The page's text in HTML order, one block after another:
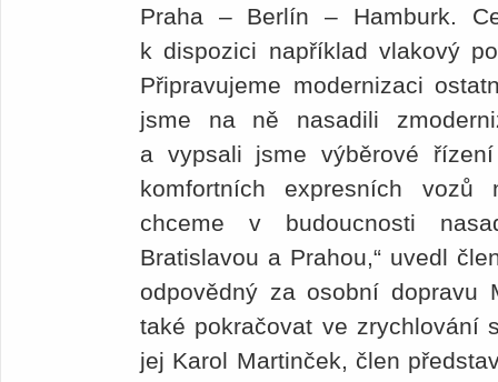
Praha – Berlín – Hamburk.
k dispozici například vlakový
Připravujeme modernizaci
jsme na ně nasadili
a vypsali jsme výběrové
komfortních expresních
chceme v budoucnosti
Bratislavou a Prahou,“ uvedl
odpovědný za osobní dopravu
také pokračovat ve zrychlování
jej Karol Martinček, člen